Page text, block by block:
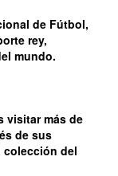
de Fútbol,
rey,
mundo.
visitar más de
de sus
del